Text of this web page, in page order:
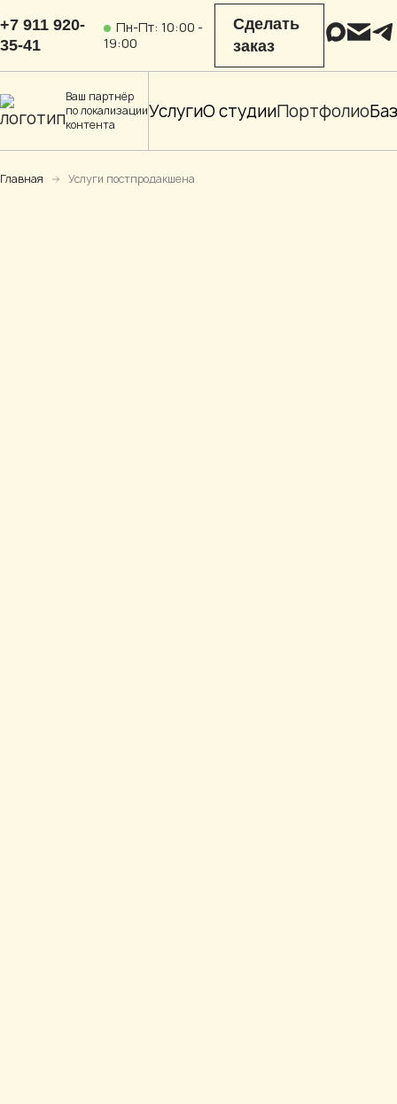
+7 911 920-
35-41
Пн-Пт: 10:00 -
19:00
Сделать
заказ
Ваш партнёр
по локализации
контента
УслугиО студииПортфолио
Главная Услуги постпродакшена